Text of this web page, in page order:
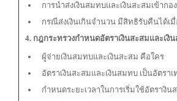
การนำส่งเงินสมทบและเงินสะสมเข้ากอ
กรณีส่งเงินเกินจำนวน มีสิทธิรับคืนได้เ
4. กฎกระทรวงกำหนดอัตราเงินสะสมและเงิ
ผู้จ่ายเงินสมทบและเงินสะสม คือใคร
อัตราเงินสะสมและเงินสมทบ เป็นอัตร
กำหนดระยะเวลาในการเริ่มใช้อัตรางิ